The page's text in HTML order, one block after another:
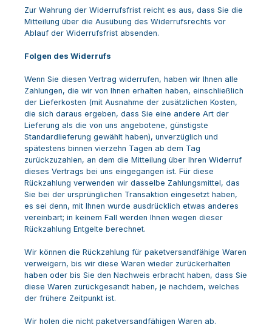
Zur Wahrung der Widerrufsfrist reicht es aus, dass Sie die
Mitteilung über die Ausübung des Widerrufsrechts vor
Ablauf der Widerrufsfrist absenden.
Folgen des Widerrufs
Wenn Sie diesen Vertrag widerrufen, haben wir Ihnen alle
Zahlungen, die wir von Ihnen erhalten haben, einschließlich
der Lieferkosten (mit Ausnahme der zusätzlichen Kosten,
die sich daraus ergeben, dass Sie eine andere Art der
Lieferung als die von uns angebotene, günstigste
Standardlieferung gewählt haben), unverzüglich und
spätestens binnen vierzehn Tagen ab dem Tag
zurückzuzahlen, an dem die Mitteilung über Ihren Widerruf
dieses Vertrags bei uns eingegangen ist. Für diese
Rückzahlung verwenden wir dasselbe Zahlungsmittel, das
Sie bei der ursprünglichen Transaktion eingesetzt haben,
es sei denn, mit Ihnen wurde ausdrücklich etwas anderes
vereinbart; in keinem Fall werden Ihnen wegen dieser
Rückzahlung Entgelte berechnet.
Wir können die Rückzahlung für paketversandfähige Waren
verweigern, bis wir diese Waren wieder zurückerhalten
haben oder bis Sie den Nachweis erbracht haben, dass Sie
diese Waren zurückgesandt haben, je nachdem, welches
der frühere Zeitpunkt ist.
Wir holen die nicht paketversandfähigen Waren ab.